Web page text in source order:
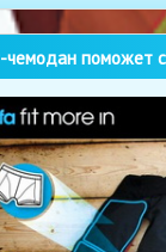
поможет